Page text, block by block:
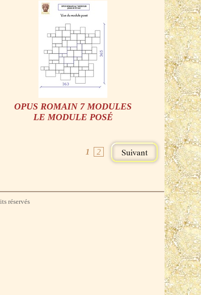
OPUS ROMAIN 7 MODULES
LE MODULE POSÉ
1 2
réservés